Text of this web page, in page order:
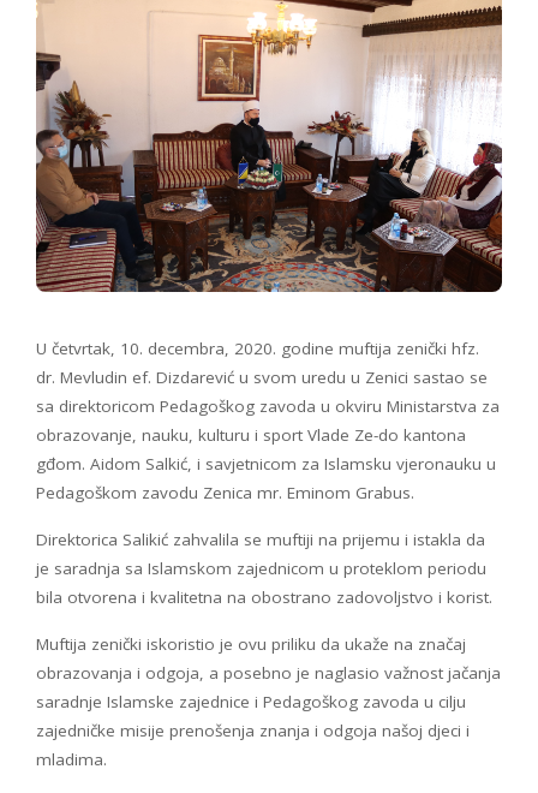
U četvrtak, 10. decembra, 2020. godine muftija zenički hfz.
dr. Mevludin ef. Dizdarević u svom uredu u Zenici sastao se
sa direktoricom Pedagoškog zavoda u okviru Ministarstva za
obrazovanje, nauku, kulturu i sport Vlade Ze-do kantona
gđom. Aidom Salkić, i savjetnicom za Islamsku vjeronauku u
Pedagoškom zavodu Zenica mr. Eminom Grabus.
Direktorica Salikić zahvalila se muftiji na prijemu i istakla da
je saradnja sa Islamskom zajednicom u proteklom periodu
bila otvorena i kvalitetna na obostrano zadovoljstvo i korist.
Muftija zenički iskoristio je ovu priliku da ukaže na značaj
obrazovanja i odgoja, a posebno je naglasio važnost jačanja
saradnje Islamske zajednice i Pedagoškog zavoda u cilju
zajedničke misije prenošenja znanja i odgoja našoj djeci i
mladima.